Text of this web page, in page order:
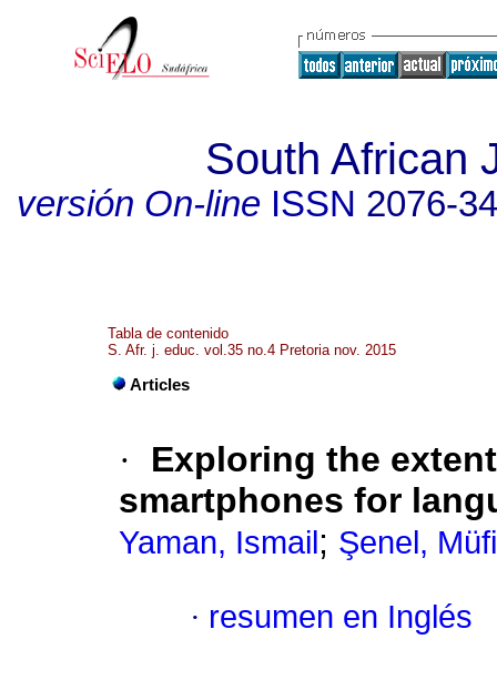
South African
versión On-lineISSN 2076-
Tabla de contenido
S. Afr. j. educ. vol.35 no.4 Pretoria nov. 2015
Articles
·
Exploring the
smartphones for
Yaman, Ismail ; Şenel,
· resumen en Inglés